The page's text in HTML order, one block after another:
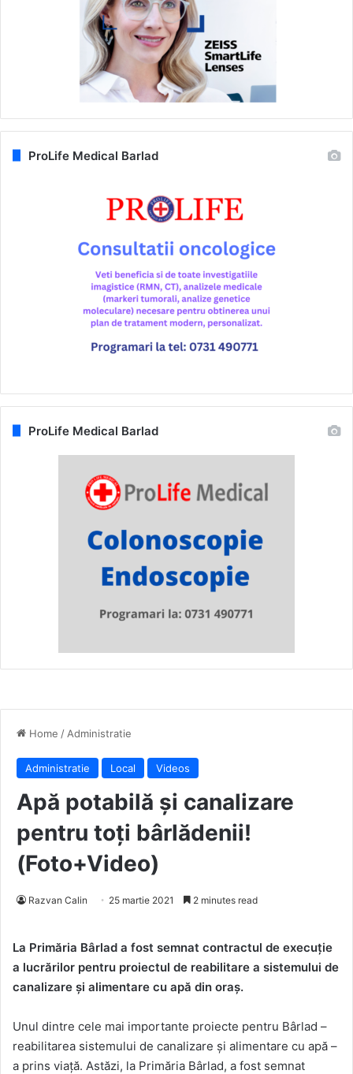
Home / Administratie
Administratie Local Videos
Apă potabilă și canalizare
pentru toți bârlădenii!
(Foto+Video)
Razvan Calin 25 martie 2021 2 minutes read
La Primăria Bârlad a fost semnat contractul de execuție
a lucrărilor pentru proiectul de reabilitare a sistemului de
canalizare și alimentare cu apă din oraș.
Unul dintre cele mai importante proiecte pentru Bârlad –
reabilitarea sistemului de canalizare și alimentare cu apă –
a prins viață. Astăzi, la Primăria Bârlad, a fost semnat
ProLife Medical Barlad
ProLife Medical Barlad